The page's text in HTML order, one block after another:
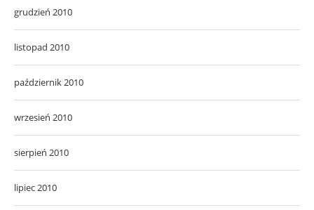
grudzień 2010
listopad 2010
październik 2010
wrzesień 2010
sierpień 2010
lipiec 2010